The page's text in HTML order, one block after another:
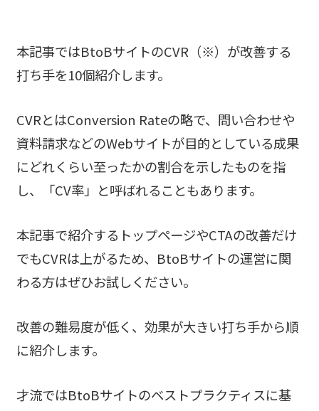
本記事ではBtoBサイトのCVR（※）が改善する
打ち手を10個紹介します。
CVRとはConversion Rateの略で、問い合わせや
資料請求などのWebサイトが目的としている成果
にどれくらい至ったかの割合を示したものを指
し、「CV率」と呼ばれることもあります。
本記事で紹介するトップページやCTAの改善だけ
でもCVRは上がるため、BtoBサイトの運営に関
わる方はぜひお試しください。
改善の難易度が低く、効果が大きい打ち手から順
に紹介します。
才流ではBtoBサイトのベストプラクティスに基